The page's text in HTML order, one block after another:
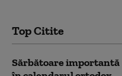
Top Citite
Sărbătoare importantă